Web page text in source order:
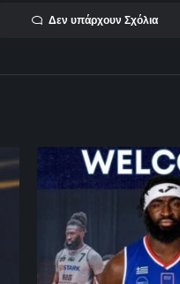
Δεν υπάρχουν Σχόλια